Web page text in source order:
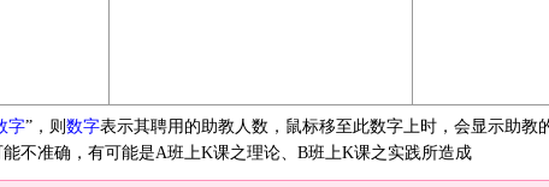
字”，则 数字表示其聘用的助教人数，鼠标移至此数字上时，会显示助教
不准确，有可能是A班上K课之理论、B班上K课之实践所造成